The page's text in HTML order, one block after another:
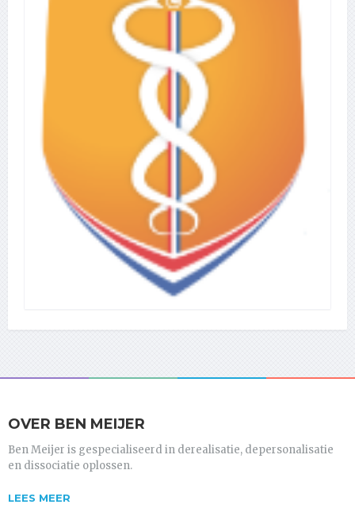
OVER BEN MEIJER
Ben Meijer is gespecialiseerd in derealisatie, depersonalisatie
en dissociatie oplossen.
LEES MEER